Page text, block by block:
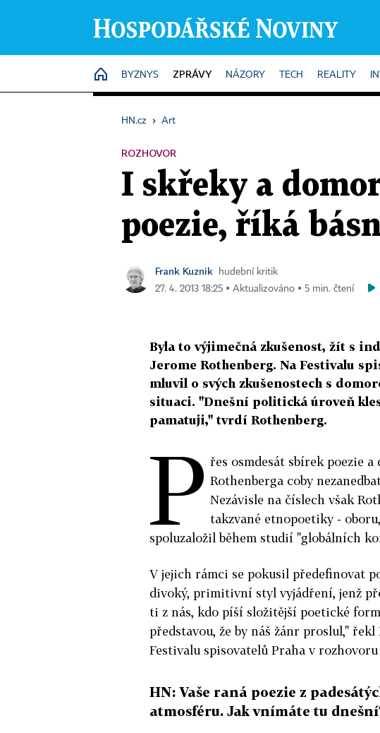
HOME
BYZNYS ZPRÁVY NÁZORY TECH REALITY
HN.cz › Art
ROZHOVOR
I skřeky a
poezie, říká
Frank Kuznik
hudební kritik
27. 4. 2013 18:25 ▪ Aktualizováno ▪ 5 min. čtení
Byla to výjimečná zkušenost, žít s
Jerome Rothenberg. Na Festivalu
mluvil o svých zkušenostech s
situaci. "Dnešní politická úroveň
pamatuji," tvrdí Rothenberg.
P řes osmdesát sbírek poezie
Rothenberga coby
Nezávisle na číslech však
takzvané etnopoetiky -
spoluzaložil během studií "globálních
V jejich rámci se pokusil předefinovat
divoký, primitivní styl vyjádření, jenž
ti z nás, kdo píší složitější poetické
představou, že by náš žánr proslul,"
Festivalu spisovatelů Praha v
HN: Vaše raná poezie z
atmosféru. Jak vnímáte tu